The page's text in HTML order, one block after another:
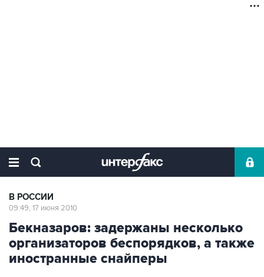
В РОССИИ
09:49, 17 июня 2010
Бекназаров: задержаны несколько
организаторов беспорядков, а также
иностранные снайперы